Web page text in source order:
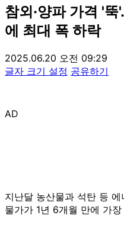
참외·양파 가격 '
에 최대 폭 하락
2025.06.20 오전 09:29
글자 크기 설정 공유하기
AD
지난달 농산물과 석탄 등
물가가 1년 6개월 만에 가